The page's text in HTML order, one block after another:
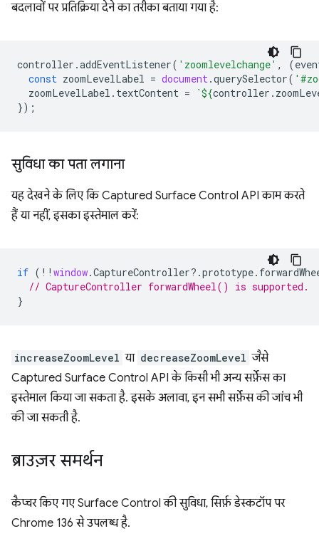
बदलावों पर प्रतिक्रिया देने का तरीका बताया गया है:
controller .addEventListener( 'zoomlevelchange' , (
const zoomLevelLabel = document.querySelector(
zoomLevelLabel . textContent = `${controller .
});
सुविधा का पता लगाना
यह देखने के लिए कि Captured Surface Control API काम करते
हैं या नहीं, इसका इस्तेमाल करें:
if ( !! window.CaptureController? .prototype.
// CaptureController forwardWheel() is supported.
}
increaseZoomLevel या decreaseZoomLevel जैसे
Captured Surface Control API के किसी भी अन्य सर्फ़ेस का
इस्तेमाल किया जा सकता है. इसके अलावा, इन सभी सर्फ़ेस की जांच भी
की जा सकती है.
ब्राउज़र समर्थन
कैप्चर किए गए Surface Control की सुविधा, सिर्फ़ डेस्कटॉप पर
Chrome 136 से उपलब्ध है.